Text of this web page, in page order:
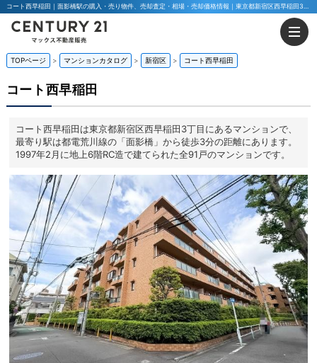
TOPページ マンションカタログ 新宿区 コート西早稲田
コート西早稲田
コート西早稲田は東京都新宿区西早稲田3丁目にあるマンションで、
最寄り駅は都電荒川線の「面影橋」から徒歩3分の距離にあります。
1997年2月に地上6階RC造で建てられた全91戸のマンションです。